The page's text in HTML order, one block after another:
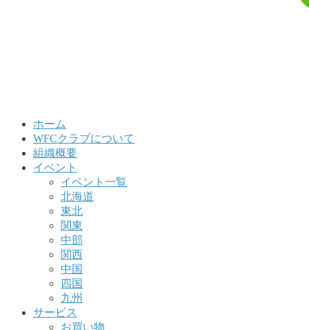
ホーム
WFCクラブについて
組織概要
イベント
イベント一覧
北海道
東北
関東
中部
関西
中国
四国
九州
サービス
お買い物